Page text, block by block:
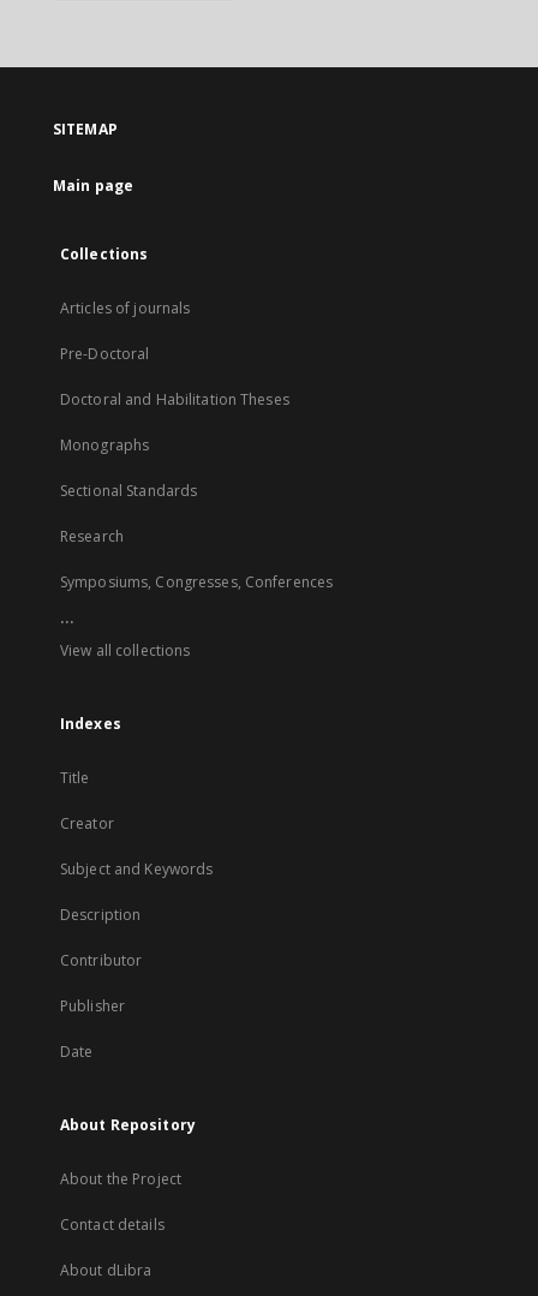
SITEMAP
Main page
Collections
Articles of journals
Pre-Doctoral
Doctoral and Habilitation Theses
Monographs
Sectional Standards
Research
Symposiums, Congresses, Conferences
...
View all collections
Indexes
Title
Creator
Subject and Keywords
Description
Contributor
Publisher
Date
About Repository
About the Project
Contact details
About dLibra